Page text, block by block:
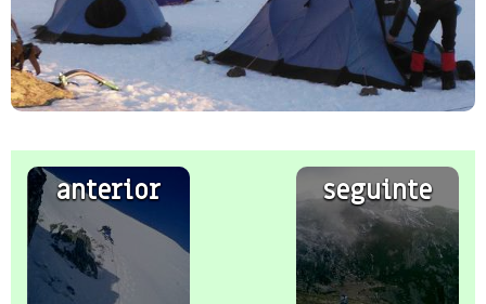
anterior seguinte